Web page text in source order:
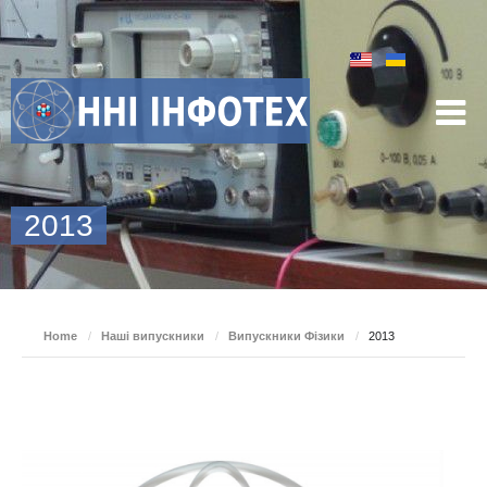
2013
Home / Наші випускники / Випускники Фізики / 2013